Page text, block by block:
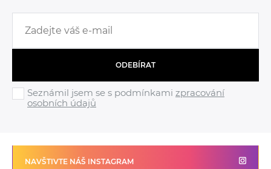
ODEBÍRAT
Seznámil jsem se s podmínkami zpracování
osobních údajů
NAVŠTIVTE NÁŠ INSTAGRAM